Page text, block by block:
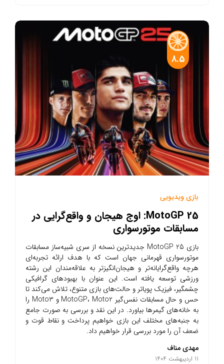
8.5
بازی ویدیویی
MotoGP 25: اوج هیجان و واقع‌گرایی در
مسابقات موتورسواری
بازی MotoGP 25 جدیدترین نسخه از سری شبیه‌ساز مسابقات
موتورسواری قهرمانی جهان است که با هدف ارائه تجربه‌ای
هرچه واقع‌گرایانه‌تر و هیجان‌انگیزتر به علاقه‌مندان این رشته
ورزشی توسعه یافته است. این عنوان با بهبودهای گرافیکی
چشمگیر، فیزیک پویاتر و حالت‌های بازی متنوع، تلاش می‌کند تا
حس و حال مسابقات نفس‌گیر MotoGP، Moto2 و Moto3 را
به خانه‌های گیمرها بیاورد. در این نقد و بررسی به صورت جامع
به جنبه‌های مختلف این بازی خواهیم پرداخت و نقاط قوت و
ضعف آن را مورد بررسی قرار خواهیم داد.
مهدی مناف
11 اردیبهشت 1404